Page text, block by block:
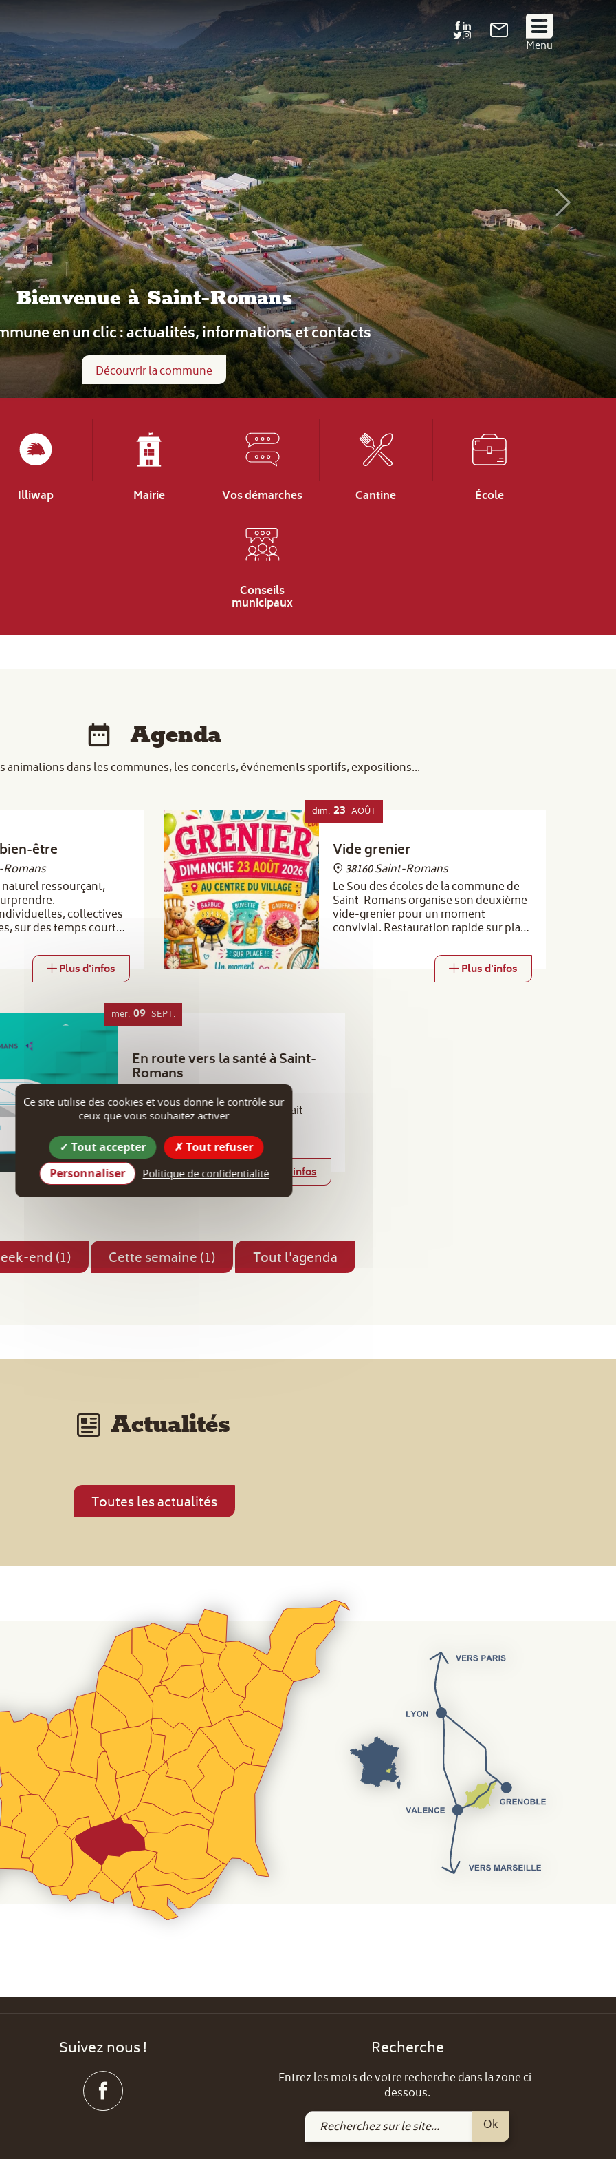
Suivez
nous
!
Menu
Informations scolaires
Écoles maternelle et primaire
Illiwap Mairie Vos démarches Cantine École
Conseils
municipaux
Agenda
animations dans les communes, les concerts, événements sportifs, expositions...
être
Romans
ressourçant,
collectives
sur des temps courts,
Bien-êtrePlus d'infos
dim. 23 AOÛT
Vide grenier
38160 Saint-Romans
Le Sou des écoles de la commune de
Saint-Romans organise son deuxième
vide-grenier pour un moment
convivial. Restauration rapide sur place
Plus d'infos
mer. 09 SEPT.
En route vers la santé à Saint-
Romans
38160 Saint-Romans
Le bus "En route vers la santé" fait
escale à Saint-Romans.
Plus d'infos
end (1) Cette semaine (1) Tout l'agenda
Actualités
Toutes les actualités
Suivez nous ! Recherche
Entrez les mots de votre recherche dans la zone ci-
dessous.
Recherchez
sur
Ok
Ce site utilise des cookies et vous donne le contrôle sur
ceux que vous souhaitez activer
Tout accepter
Tout refuser
Personnaliser
Politique de confidentialité